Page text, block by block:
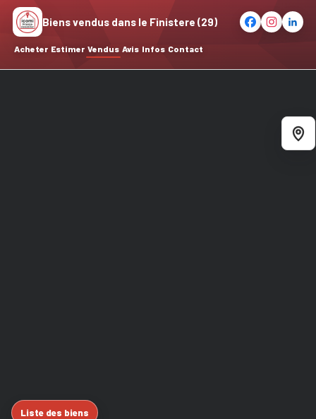
Acheter Estimer Vendus Avis Infos Contact
Biens vendus dans le Finistere (29)
Liste des biens